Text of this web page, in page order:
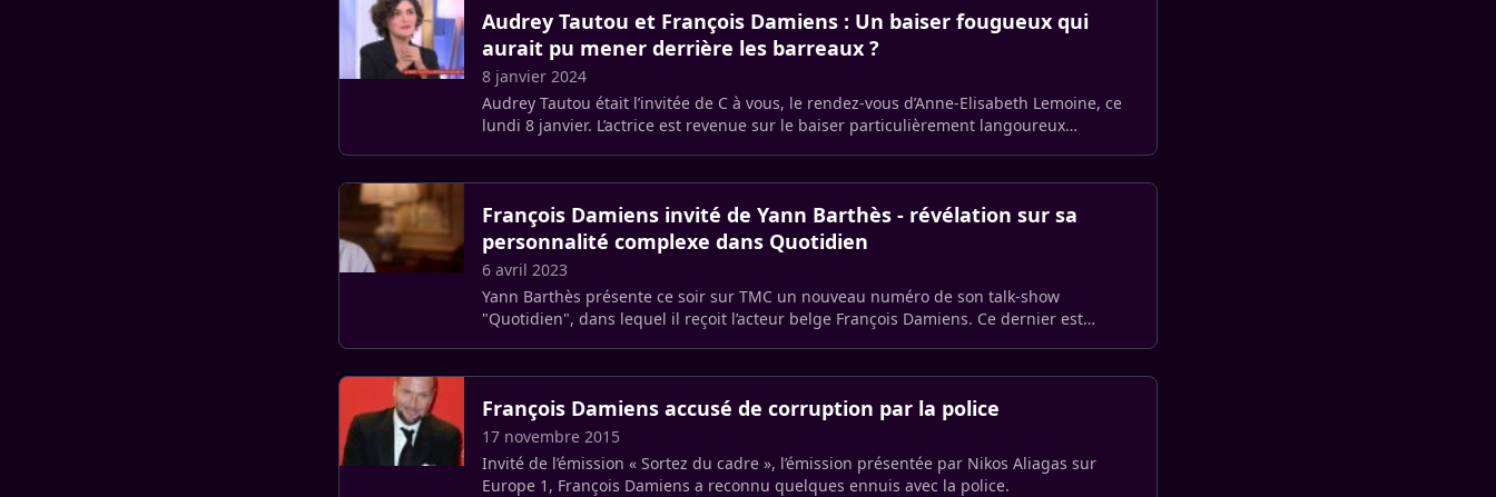
Audrey Tautou et François Damiens : Un baiser fougueux qui
aurait pu mener derrière les barreaux ?
8 janvier 2024
Audrey Tautou était l’invitée de C à vous, le rendez-vous d’Anne-Elisabeth Lemoine, ce
lundi 8 janvier. L’actrice est revenue sur le baiser particulièrement langoureux
François Damiens invité de Yann Barthès - révélation sur sa
personnalité complexe dans Quotidien
6 avril 2023
Yann Barthès présente ce soir sur TMC un nouveau numéro de son talk-show
"Quotidien", dans lequel il reçoit l’acteur belge François Damiens. Ce dernier est
François Damiens accusé de corruption par la police
17 novembre 2015
Invité de l’émission « Sortez du cadre », l’émission présentée par Nikos Aliagas sur
Europe 1, François Damiens a reconnu quelques ennuis avec la police.